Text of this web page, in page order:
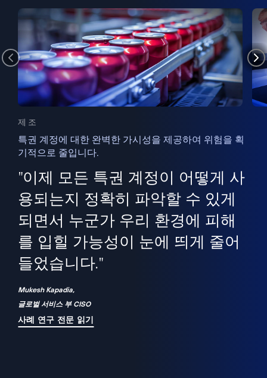
제조
특권 계정에 대한 완벽한 가시성을 제공하여 위험을 획
기적으로 줄입니다.
"이제 모든 특권 계정이 어떻게 사
용되는지 정확히 파악할 수 있게
되면서 누군가 우리 환경에 피해
를 입힐 가능성이 눈에 띄게 줄어
들었습니다."
Mukesh Kapadia,
글로벌 서비스 부 CISO
사례 연구 전문 읽기